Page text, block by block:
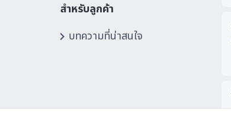
สำหรับลูกค้า
บทความที่น่าสนใจ